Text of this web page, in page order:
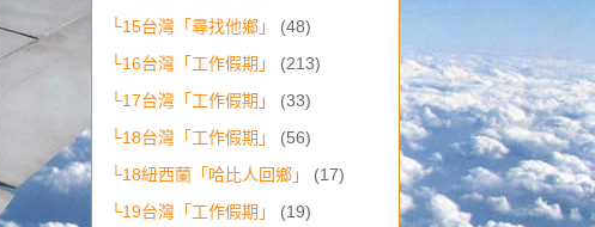
└15台灣「尋找他鄉」
(48)
└16台灣「工作假期」
(213)
└17台灣「工作假期」
(33)
└18台灣「工作假期」
(56)
└18紐西蘭「哈比人回鄉」
(17)
└19台灣「工作假期」
(19)